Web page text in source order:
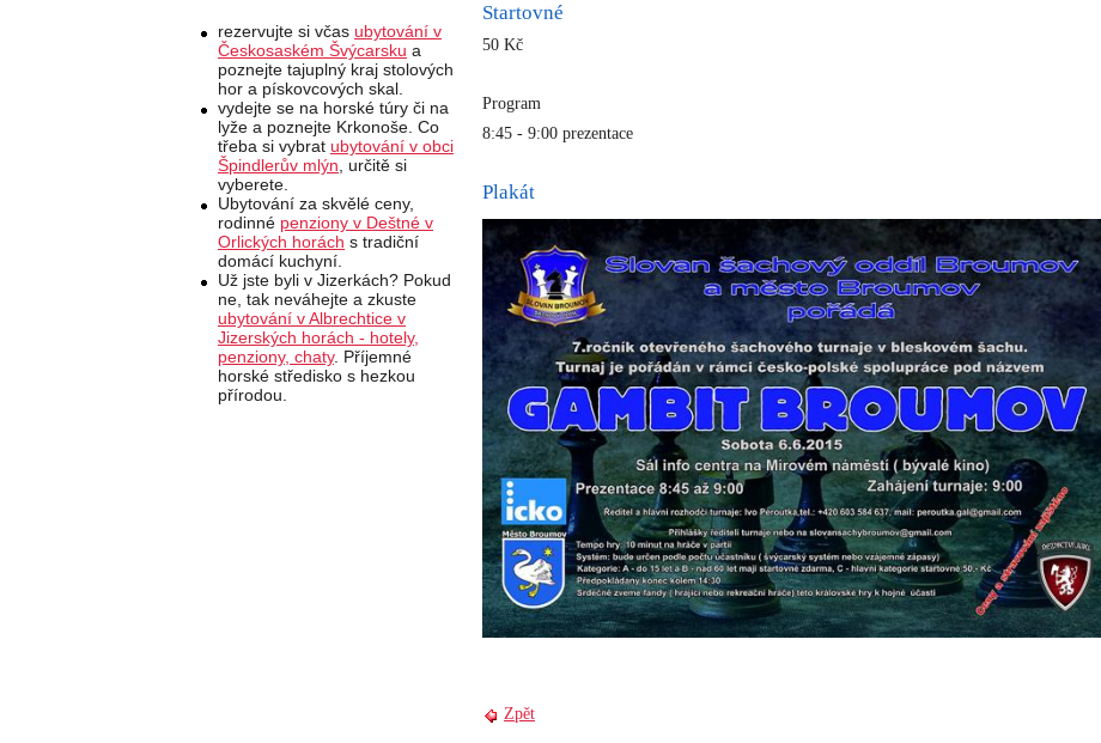
Startovné
50 Kč
Program
8:45 - 9:00 prezentace
Plakát
Zpět
rezervujte si včas ubytování v
Českosaském Švýcarsku a
poznejte tajuplný kraj stolových
hor a pískovcových skal.
vydejte se na horské túry či na
lyže a poznejte Krkonoše. Co
třeba si vybrat ubytování v obci
Špindlerův mlýn, určitě si
vyberete.
Ubytování za skvělé ceny,
rodinné penziony v Deštné v
Orlických horách s tradiční
domácí kuchyní.
Už jste byli v Jizerkách? Pokud
ne, tak neváhejte a zkuste
ubytování v Albrechtice v
Jizerských horách - hotely,
penziony, chaty. Příjemné
horské středisko s hezkou
přírodou.